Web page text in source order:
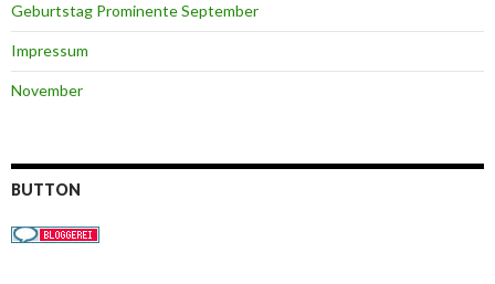
Geburtstag Prominente September
Impressum
November
BUTTON